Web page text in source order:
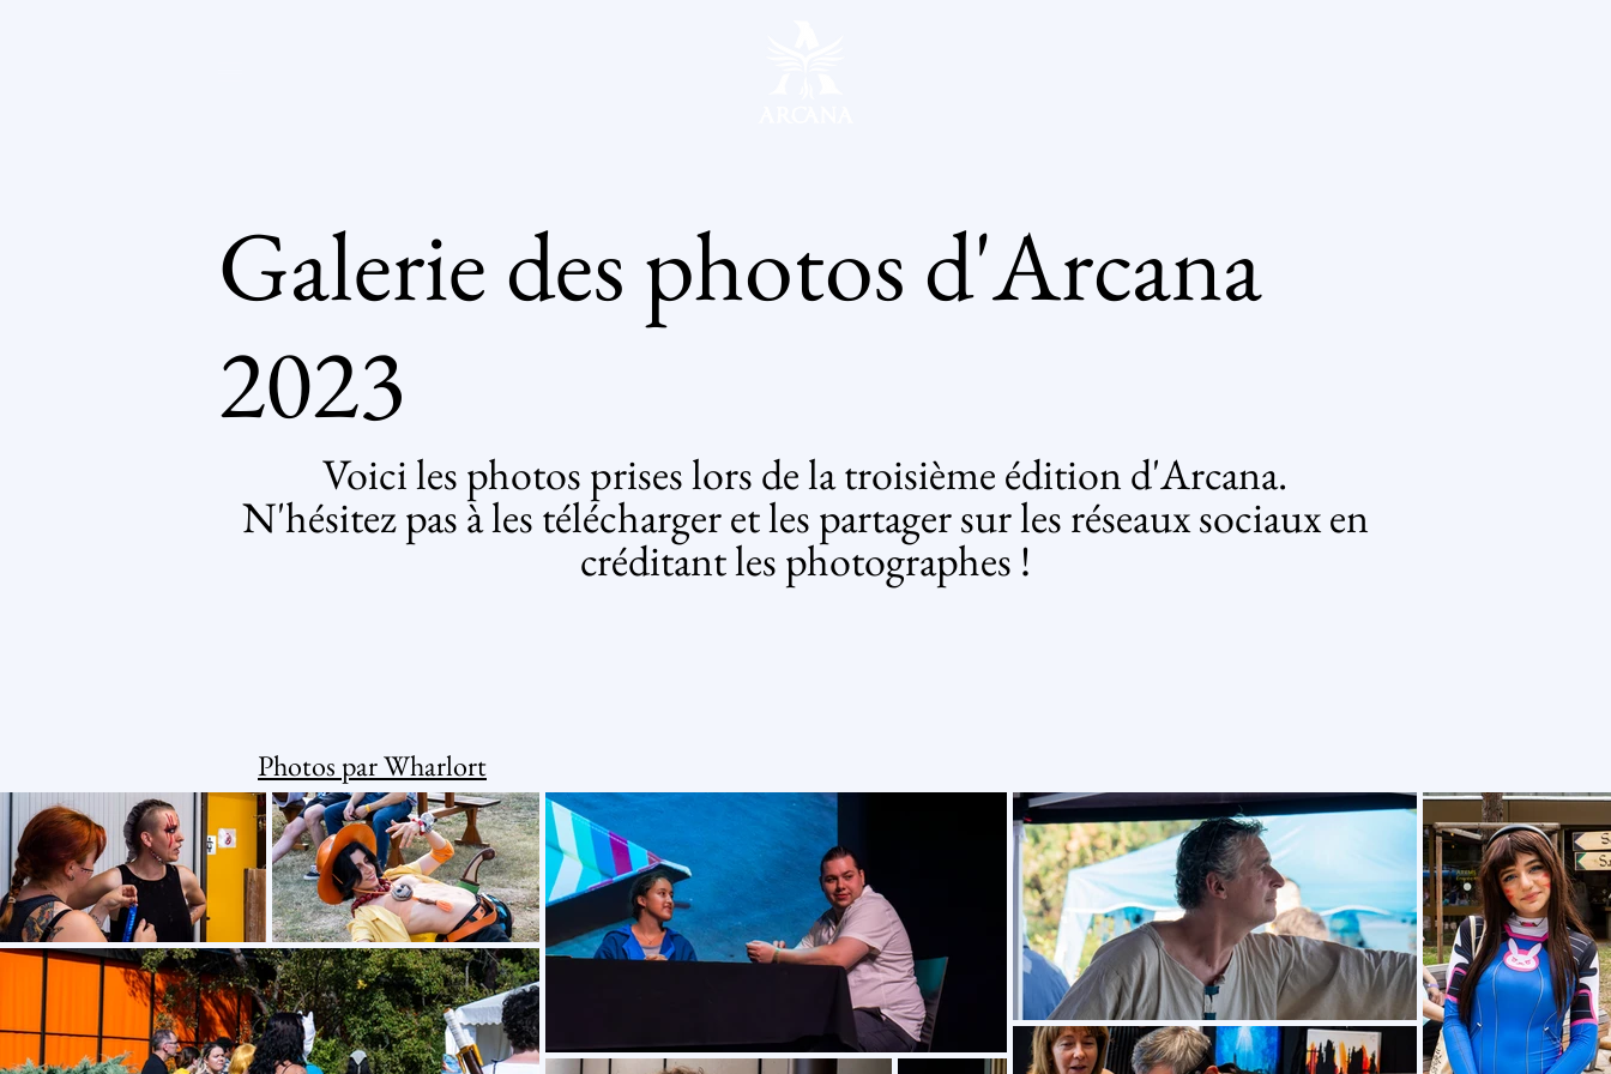
Galerie des photos d'Arcana
2023
Voici les photos prises lors de la troisième édition d'Arcana.
N'hésitez pas à les télécharger et les partager sur les réseaux sociaux en
créditant les photographes !
Photos par Wharlort